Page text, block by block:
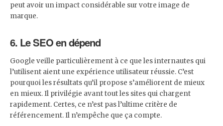
peut avoir un impact considérable sur votre image de
marque.
6. Le SEO en dépend
Google veille particulièrement à ce que les internautes qui
l’utilisent aient une expérience utilisateur réussie. C’est
pourquoi les résultats qu’il propose s’améliorent de mieux
en mieux. Il privilégie avant tout les sites qui chargent
rapidement. Certes, ce n’est pas l’ultime critère de
référencement. Il n’empêche que ça compte.